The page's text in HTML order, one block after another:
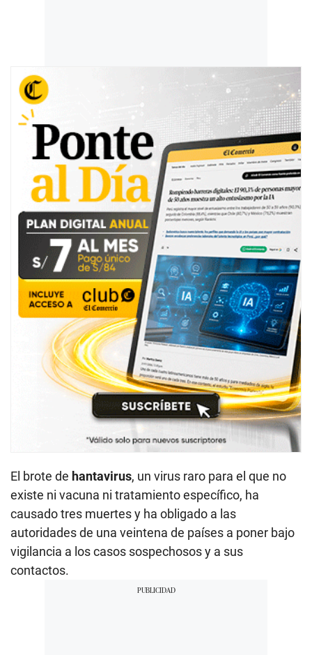
El brote de hantavirus, un virus raro para el que no
existe ni vacuna ni tratamiento específico, ha
causado tres muertes y ha obligado a las
autoridades de una veintena de países a poner bajo
vigilancia a los casos sospechosos y a sus
contactos.